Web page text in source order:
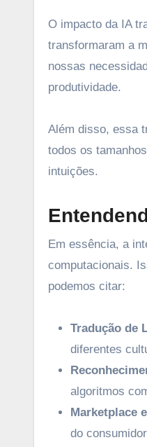
O impacto da IA
transformaram a
nossas
produtividade.
Além disso, essa
todos os
intuições.
Em essência, a
computacionais.
podemos citar:
Tradução de
diferentes
algoritmos
Marketplace
do